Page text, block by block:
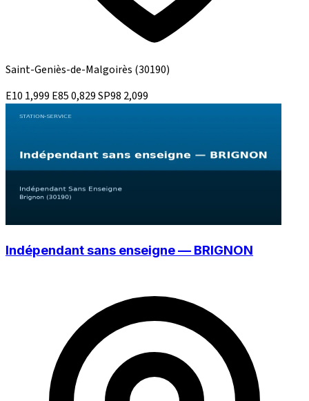
Saint-Geniès-de-Malgoirès (30190)
E10 1,999 E850,829SP98 2,099
Indépendant sans enseigne — BRIGNON